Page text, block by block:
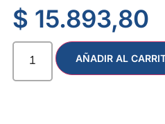
$ 15.893,80
AÑADIR AL